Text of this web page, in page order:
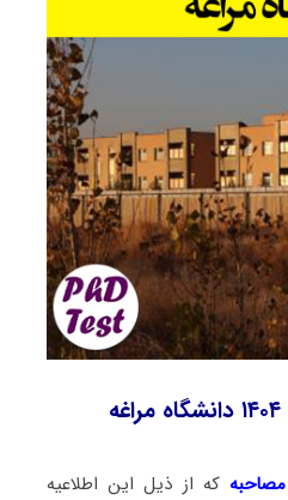
که از ذیل این اطلاعیه